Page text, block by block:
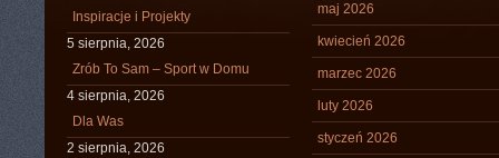
Inspiracje i Projekty
5 sierpnia, 2026
Zrób To Sam – Sport w Domu
4 sierpnia, 2026
Dla Was
2 sierpnia, 2026
maj 2026
kwiecień 2026
marzec 2026
luty 2026
styczeń 2026